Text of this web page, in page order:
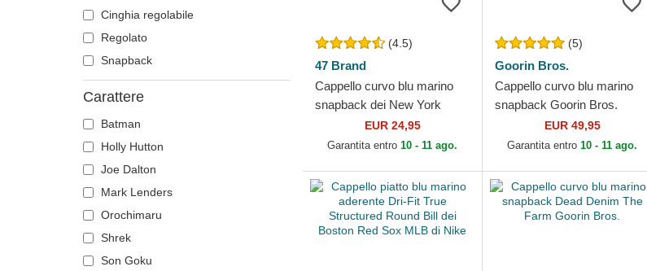
Houston Texans
Los Angeles Angels
Los Angeles Clippers
Los Angeles Dodgers
Manchester City Football Club
Milwaukee Brewers
New England Patriots
New Orleans Pelicans
New York Yankees
Oklahoma City Thunder
Red Bull Racing
Seattle Mariners
Cinghia regolabile
Regolato
Snapback
Carattere
Batman
Holly Hutton
Joe Dalton
Mark Lenders
Orochimaru
Shrek
Son Goku
(4.5)
47 Brand
Cappello curvo blu marino
snapback dei New York
Yankees MLB di 47 Brand
EUR 24,95
Garantita entro10 - 11 ago.
(5)
Goorin Bros.
Cappello curvo blu marino
snapback Goorin Bros.
Power Full Throttle Horse
Play The Farm Navy Blue...
EUR 49,95
Garantita entro10 - 11 ago.